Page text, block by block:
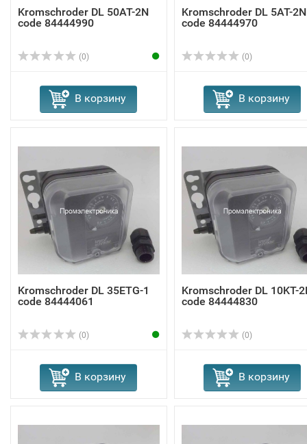
Kromschroder DL 50AT-2N
code 84444990
(0)
В корзину
Kromschroder DL 5AT-2N
code 84444970
(0)
В корзину
Kromschroder DL 35ETG-1
code 84444061
(0)
В корзину
Kromschroder DL 10KT-
code 84444830
(0)
В корзину